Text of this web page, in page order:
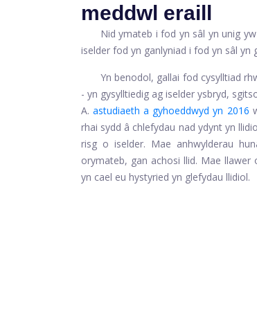
meddwl eraill
Nid ymateb i fod yn sâl yn unig
iselder fod yn ganlyniad i fod yn sâl
Yn benodol, gallai fod cysylltiad
- yn gysylltiedig ag iselder ysbryd,
A. astudiaeth a gyhoeddwyd yn 2016
rhai sydd â chlefydau nad ydynt yn
risg o iselder. Mae anhwylderau
orymateb, gan achosi llid. Mae
yn cael eu hystyried yn glefydau llidiol.